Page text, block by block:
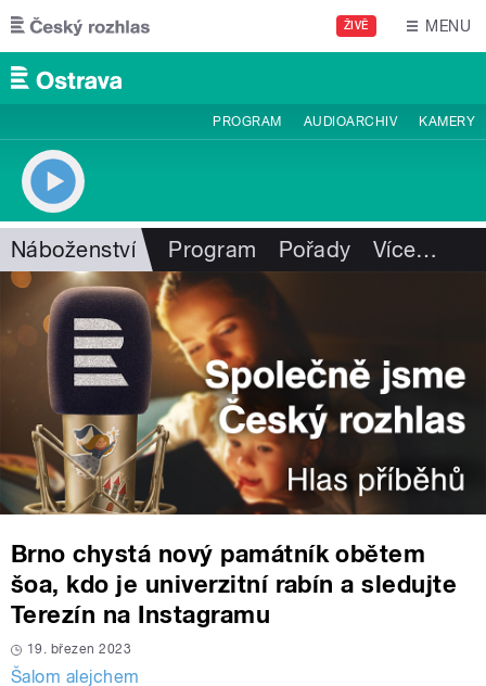
Přejít k hlavnímu obsahu
ŽIVĚ MENU
PROGRAM AUDIOARCHIV KAMERY
Náboženství Program Pořady Více…
Brno chystá nový památník obětem
šoa, kdo je univerzitní rabín a sledujte
Terezín na Instagramu
19. březen 2023
Šalom alejchem